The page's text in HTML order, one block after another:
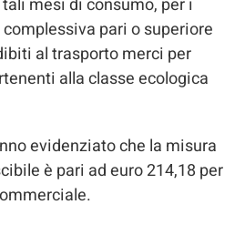
mesi di consumo, per i
pari o superiore
al trasporto merci per
alla classe ecologica
evidenziato che la misura
è pari ad euro 214,18 per